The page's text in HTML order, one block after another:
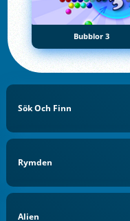
Bubblor 3
Sök Och Finn
Rymden
Alien